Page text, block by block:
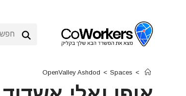
>
Spaces
>
OpenValley Ashdod